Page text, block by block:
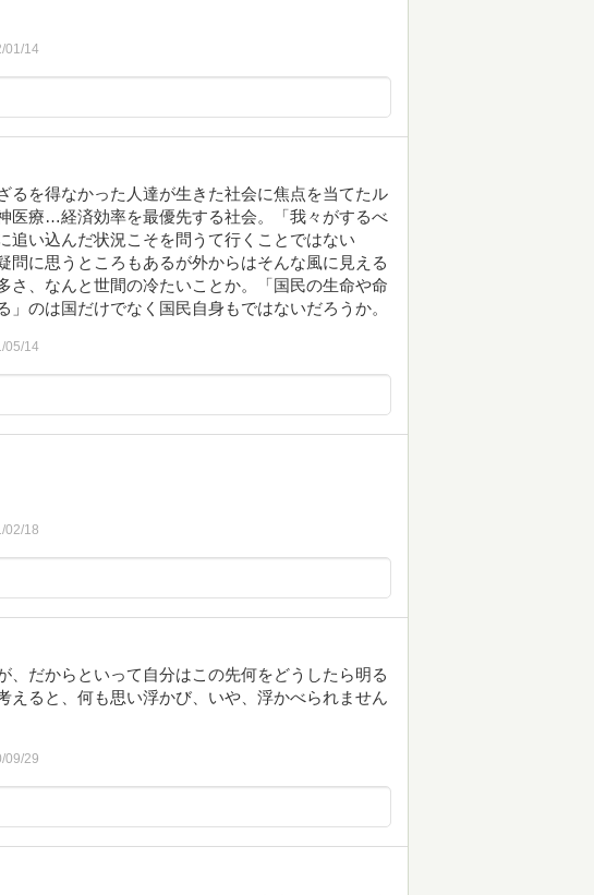
01/14
るを得なかった人達が生きた社会に焦点を当てたル
医療…経済効率を最優先する社会。「我々がするべ
追い込んだ状況こそを問うて行くことではない
問に思うところもあるが外からはそんな風に見える
さ、なんと世間の冷たいことか。「国民の生命や命
のは国だけでなく国民自身もではないだろうか。
05/14
02/18
、だからといって自分はこの先何をどうしたら明る
えると、何も思い浮かび、いや、浮かべられません
09/29